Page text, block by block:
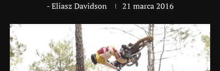
-Eliasz Davidson 21 marca 2016